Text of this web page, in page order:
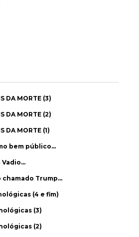
DA MORTE (3)
DA MORTE (2)
DA MORTE (1)
bem público…
Vadio…
chamado Trump…
(4 e fim)
(3)
(2)